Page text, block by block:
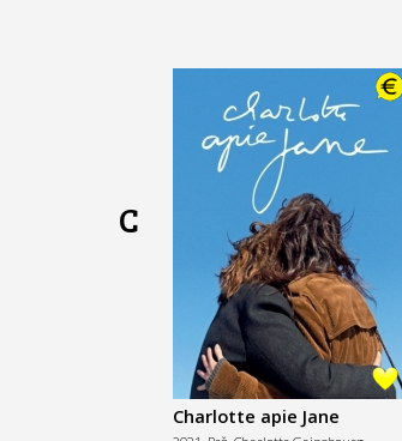
C
Charlotte apie Jane